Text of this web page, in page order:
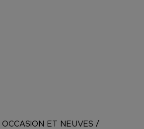
OCCASION ET NEUVES /